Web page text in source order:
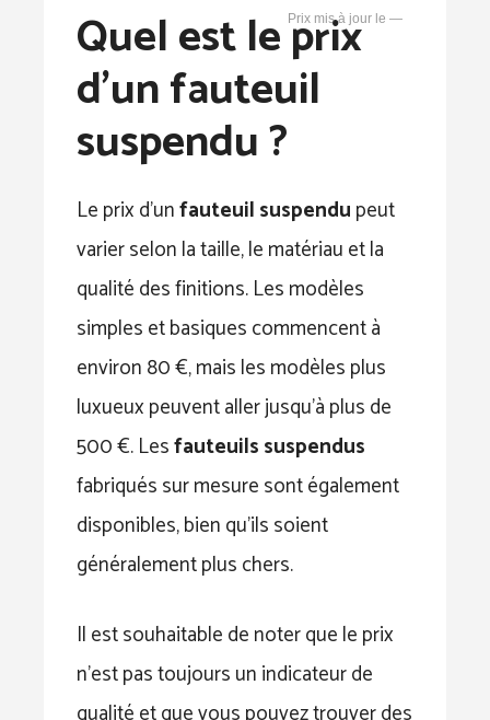
—
Quel est le prix
d’un fauteuil
suspendu ?
Le prix d’unfauteuil suspendupeut
varier selon la taille, le matériau et la
qualité des finitions. Les modèles
simples et basiques commencent à
environ 80 €, mais les modèles plus
luxueux peuvent aller jusqu’à plus de
500 €. Lesfauteuils suspendus
fabriqués sur mesure sont également
disponibles, bien qu’ils soient
généralement plus chers.
Il est souhaitable de noter que le prix
n’est pas toujours un indicateur de